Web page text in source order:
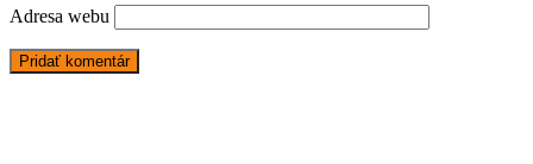
Adresa webu